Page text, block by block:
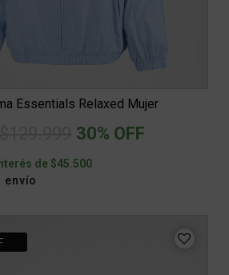
Essentials Relaxed Mujer
Price reduced from
to
30% OFF
de $45.500
envío